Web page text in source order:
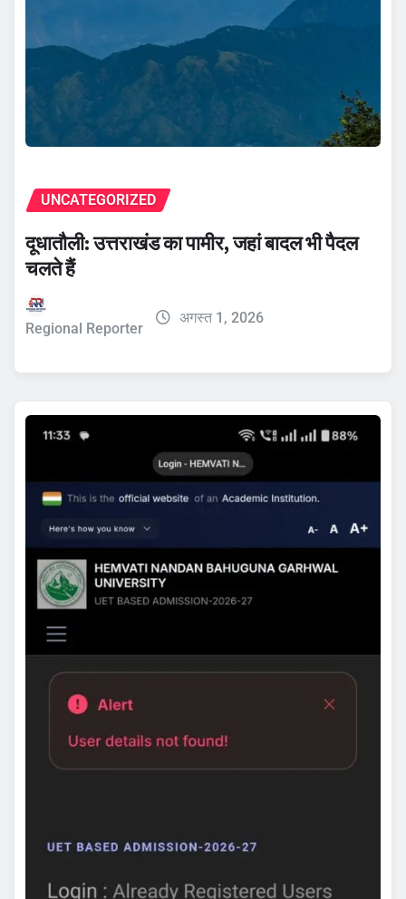
UNCATEGORIZED
दूधातौली: उत्तराखंड का पामीर, जहां बादल भी पैदल
चलते हैं
Regional Reporter
अगस्त 1, 2026